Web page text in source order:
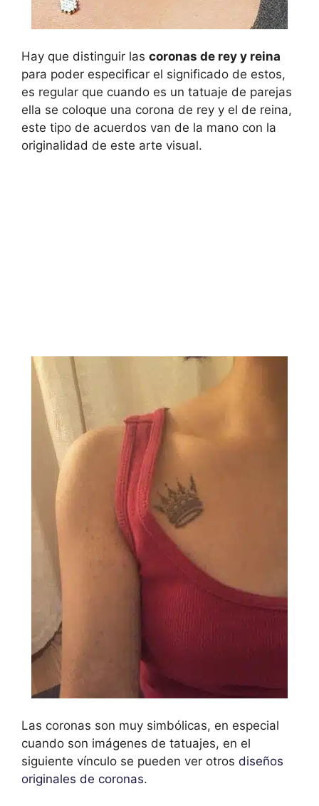
Hay que distinguir las coronas de rey y reina
para poder especificar el significado de estos,
es regular que cuando es un tatuaje de parejas
ella se coloque una corona de rey y el de reina,
este tipo de acuerdos van de la mano con la
originalidad de este arte visual.
Las coronas son muy simbólicas, en especial
cuando son imágenes de tatuajes, en el
siguiente vínculo se pueden ver otros diseños
originales de coronas.